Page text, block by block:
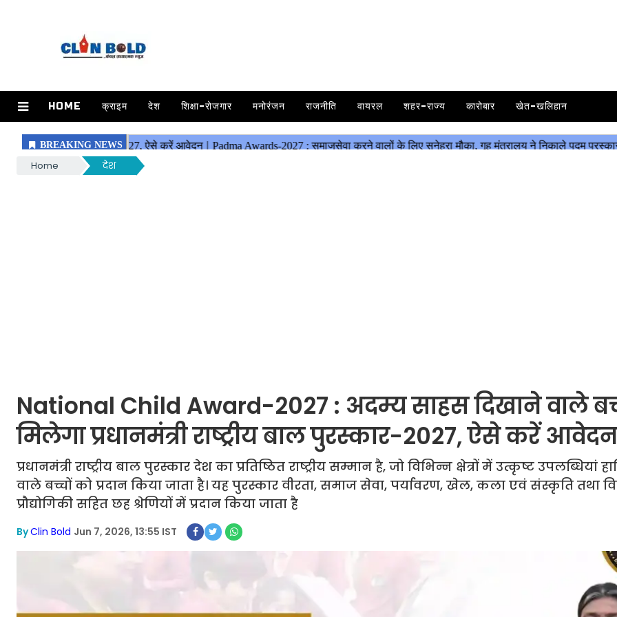
HOME क्राइम देश शिक्षा-रोजगार मनोरंजन राजनीति वायरल शहर-राज्य कारोबार खेत-खलिहान
Home देश
National Child Award-2027 : अदम्य साहस दिखाने वाले
मिलेगा प्रधानमंत्री राष्ट्रीय बाल पुरस्कार-2027, ऐसे करें
प्रधानमंत्री राष्ट्रीय बाल पुरस्कार देश का प्रतिष्ठित राष्ट्रीय सम्मान है, जो विभिन्न क्षेत्रों में उत्कृष्ट उपलब्धियां
वाले बच्चों को प्रदान किया जाता है। यह पुरस्कार वीरता, समाज सेवा, पर्यावरण, खेल, कला एवं संस्कृति तथा
प्रौद्योगिकी सहित छह श्रेणियों में प्रदान किया जाता है
ByClin Bold Jun 7, 2026, 13:55 IST